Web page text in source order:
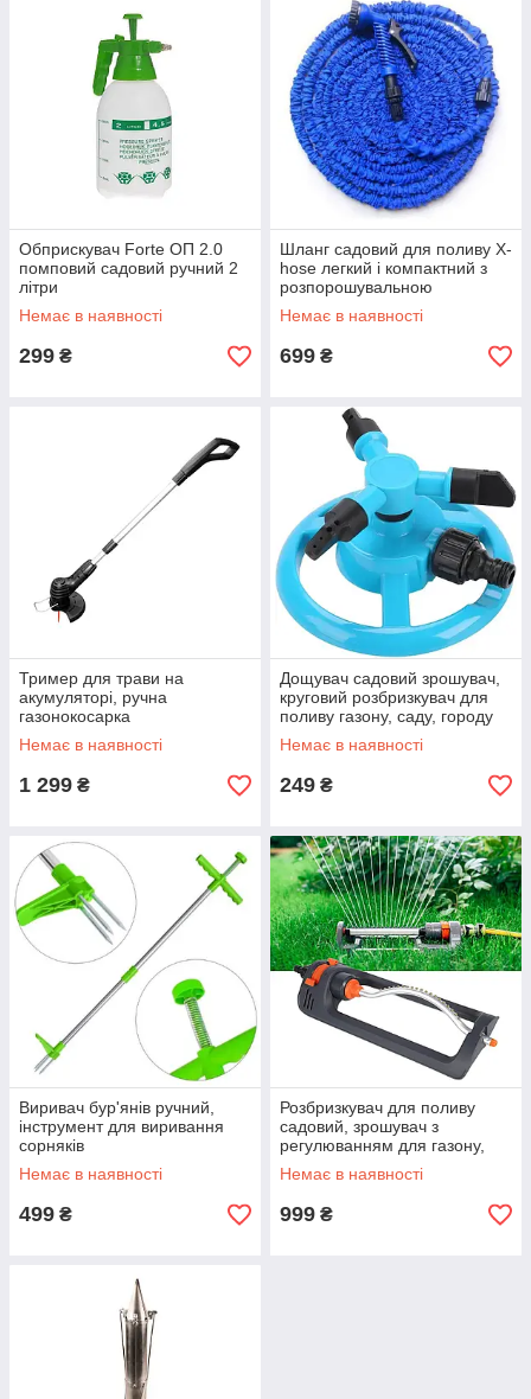
Обприскувач Forte ОП 2.0
помповий садовий ручний 2
літри
Немає в наявності
299 ₴
Шланг садовий для поливу X-
hose легкий і компактний з
розпорошувальною
насадкою 60 метрів, Синій
Немає в наявності
699 ₴
Тример для трави на
акумуляторі, ручна
газонокосарка
Немає в наявності
1 299 ₴
Дощувач садовий зрошувач,
круговий розбризкувач для
поливу газону, саду, городу
Немає в наявності
249 ₴
Виривач бур'янів ручний,
інструмент для виривання
сорняків
Немає в наявності
499 ₴
Розбризкувач для поливу
садовий, зрошувач з
регулюванням для газону,
городу
Немає в наявності
999 ₴